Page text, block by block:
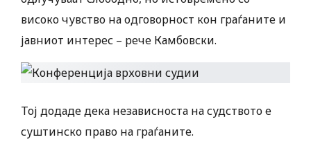
високо чувство на одговорност кон граѓаните и
јавниот интерес – рече Камбовски.
Тој додаде дека независноста на судството е
суштинско право на граѓаните.